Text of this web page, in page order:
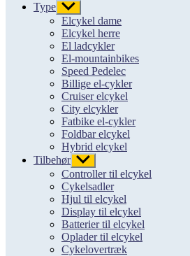
Type Vis
undermenu
Elcykel dame
Elcykel herre
El ladcykler
El-mountainbikes
Speed Pedelec
Billige el-cykler
Cruiser elcykel
City elcykler
Fatbike el-cykler
Foldbar elcykel
Hybrid elcykel
Tilbehør Vis
undermenu
Controller til elcykel
Cykelsadler
Hjul til elcykel
Display til elcykel
Batterier til elcykel
Oplader til elcykel
Cykelovertræk